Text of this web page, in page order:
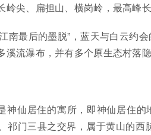
尖、扁担山、横岗岭，最高峰
南最后的墨脱”，蓝天与白云约
流瀑布，并有多个原生态村落隐
神仙居住的寓所，即神仙居住
祁门三县之交界，属于黄山的